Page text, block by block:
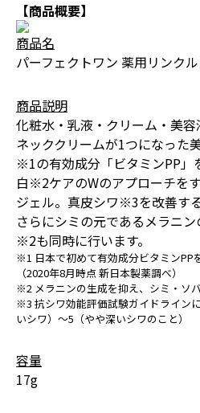
【商品概要】
商品名
パーフェクトワン 薬用リンク
商品説明
化粧水・乳液・クリーム・美容
ネッククリームが1つになった
※1の有効成分「ビタミンPP」
白※2ケアのWのアプローチを
ジェル。真皮シワ※3を改善す
さらにシミの元であるメラニ
※2も同時に行います。
※1 日本で初めて有効成分ビタミンPP
（2020年8月時点 新日本製薬調べ）
※2 メラニンの生成を抑え、シミ・ソ
※3 抗シワ効能評価試験ガイドライン
いシワ）～5（やや深いシワのこと）
容量
17g